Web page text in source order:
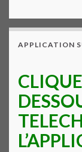
APPLICATION